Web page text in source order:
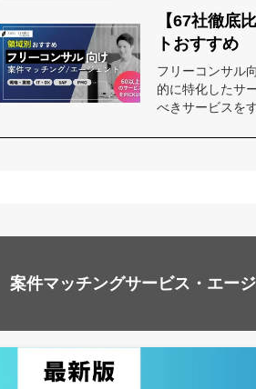
【67社徹底
トおすすめ
フリーコンサル
的に特化したサ
べきサービスを
案件マッチングサービス・エー